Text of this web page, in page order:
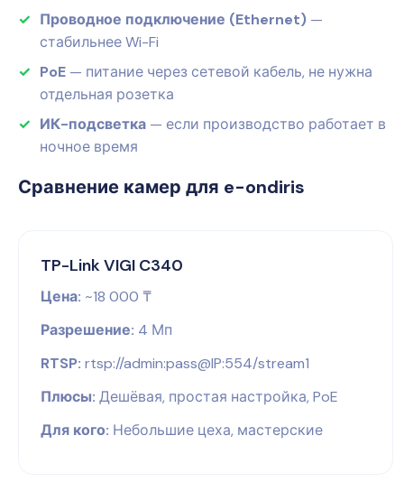
Проводное подключение (Ethernet) —
стабильнее Wi-Fi
PoE — питание через сетевой кабель, не нужна
отдельная розетка
ИК-подсветка — если производство работает в
ночное время
Сравнение камер для e-ondiris
TP-Link VIGI C340
Цена: ~18 000 ₸
Разрешение: 4 Мп
RTSP: rtsp://admin:pass@IP:554/stream1
Плюсы: Дешёвая, простая настройка, PoE
Для кого: Небольшие цеха, мастерские